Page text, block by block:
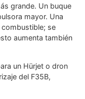
grande. Un buque
mayor. Una
se
aumenta también
un Hürjet o dron
del F35B,